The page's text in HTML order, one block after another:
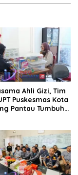
Ahli Gizi, Tim
Puskesmas Kota
Pantau Tumbuh